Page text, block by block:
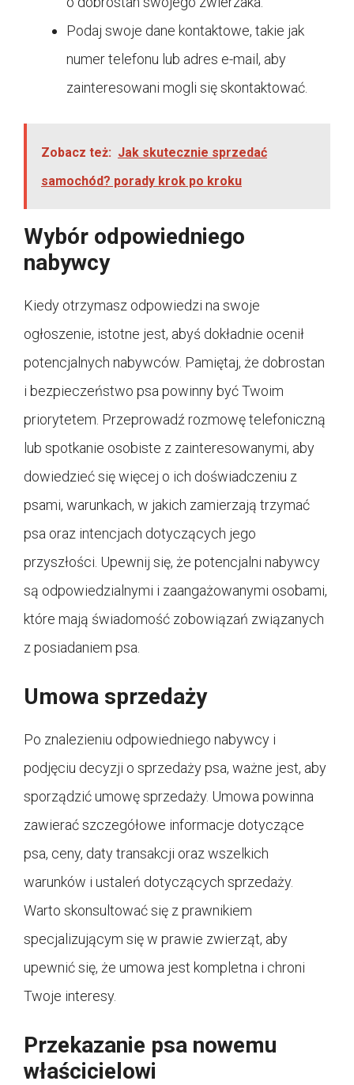
Podaj swoje dane kontaktowe, takie jak
numer telefonu lub adres e-mail, aby
zainteresowani mogli się skontaktować.
Zobacz też: Jak skutecznie sprzedać
samochód? porady krok po kroku
Wybór odpowiedniego
nabywcy
Kiedy otrzymasz odpowiedzi na swoje
ogłoszenie, istotne jest, abyś dokładnie ocenił
potencjalnych nabywców. Pamiętaj, że dobrostan
i bezpieczeństwo psa powinny być Twoim
priorytetem. Przeprowadź rozmowę telefoniczną
lub spotkanie osobiste z zainteresowanymi, aby
dowiedzieć się więcej o ich doświadczeniu z
psami, warunkach, w jakich zamierzają trzymać
psa oraz intencjach dotyczących jego
przyszłości. Upewnij się, że potencjalni nabywcy
są odpowiedzialnymi i zaangażowanymi osobami,
które mają świadomość zobowiązań związanych
z posiadaniem psa.
Umowa sprzedaży
Po znalezieniu odpowiedniego nabywcy i
podjęciu decyzji o sprzedaży psa, ważne jest, aby
sporządzić umowę sprzedaży. Umowa powinna
zawierać szczegółowe informacje dotyczące
psa, ceny, daty transakcji oraz wszelkich
warunków i ustaleń dotyczących sprzedaży.
Warto skonsultować się z prawnikiem
specjalizującym się w prawie zwierząt, aby
upewnić się, że umowa jest kompletna i chroni
Twoje interesy.
Przekazanie psa nowemu
właścicielowi